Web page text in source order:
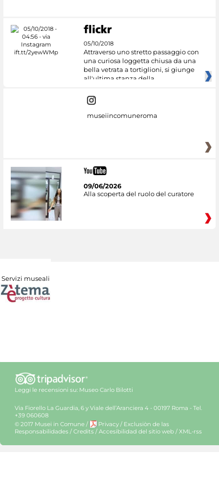
05/10/2018
Attraverso uno stretto passaggio con
una curiosa loggetta chiusa da una
bella vetrata a tortiglioni, si giunge
all'ultima stanza della
museiincomuneroma
09/06/2026
Alla scoperta del ruolo del curatore
Servizi museali
Leggi le recensioni su: Museo Carlo Bilotti
Via Fiorello La Guardia, 6 y Viale dell’Aranciera 4 - 00197 Roma - Tel.
+39 060608
© 2017 Musei in Comune / Privacy / Exclusiòn de las
Responsabilidades / Credits / Accesibilidad del sitio web / XML-rss